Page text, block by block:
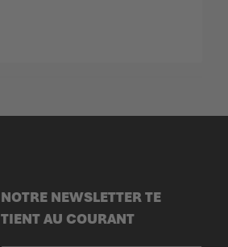
NOTRE NEWSLETTER TE
TIENT AU COURANT